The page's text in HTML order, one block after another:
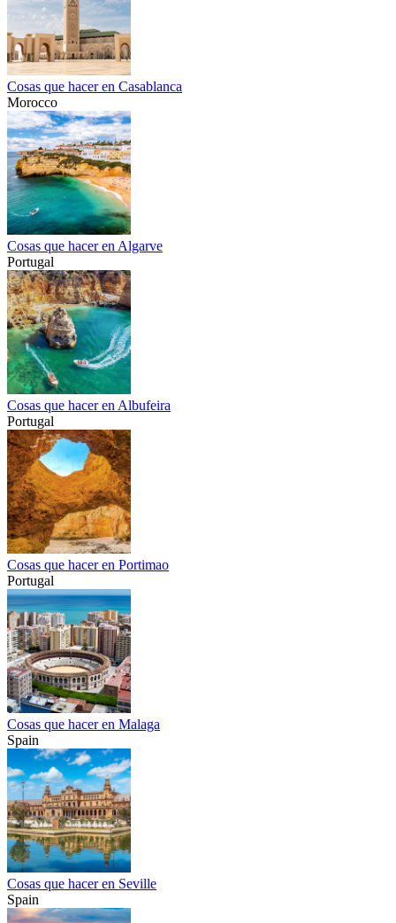
Cosas que hacer en Casablanca
Morocco
Cosas que hacer en Algarve
Portugal
Cosas que hacer en Albufeira
Portugal
Cosas que hacer en Portimao
Portugal
Cosas que hacer en Malaga
Spain
Cosas que hacer en Seville
Spain